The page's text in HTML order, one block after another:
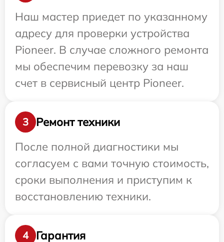
Наш мастер приедет по указанному
адресу для проверки устройства
Pioneer. В случае сложного ремонта
мы обеспечим перевозку за наш
счет в сервисный центр Pioneer.
3
Ремонт техники
После полной диагностики мы
согласуем с вами точную стоимость,
сроки выполнения и приступим к
восстановлению техники.
4 Гарантия